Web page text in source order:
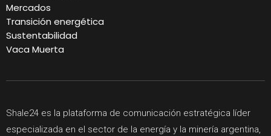
Mercados
Transición energética
Sustentabilidad
Vaca Muerta
Shale24 es la plataforma de comunicación estratégica líder
especializada en el sector de la energía y la minería argentina,